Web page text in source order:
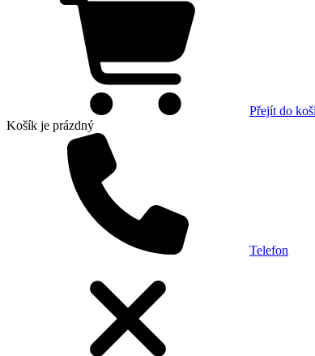
Přejít do
Košík je prázdný
Telefon